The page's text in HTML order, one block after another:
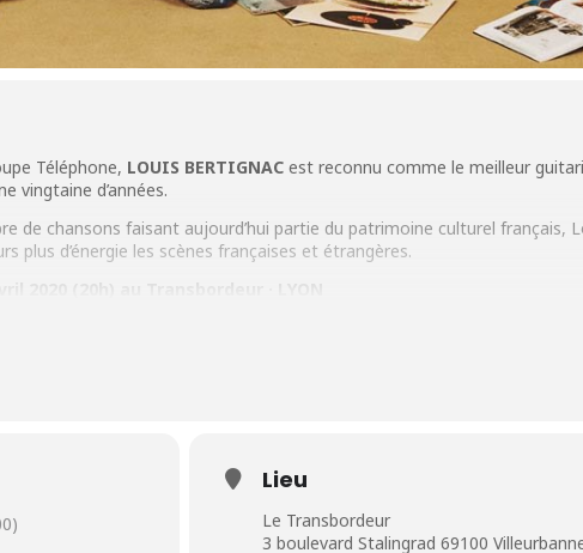
Téléphone, LOUIS BERTIGNAC est reconnu comme le meilleur
vingtaine d’années.
de chansons faisant aujourd’hui partie du patrimoine culturel français,
plus d’énergie les scènes françaises et étrangères.
Lieu
Le Transbordeur
3 boulevard Stalingrad 69100